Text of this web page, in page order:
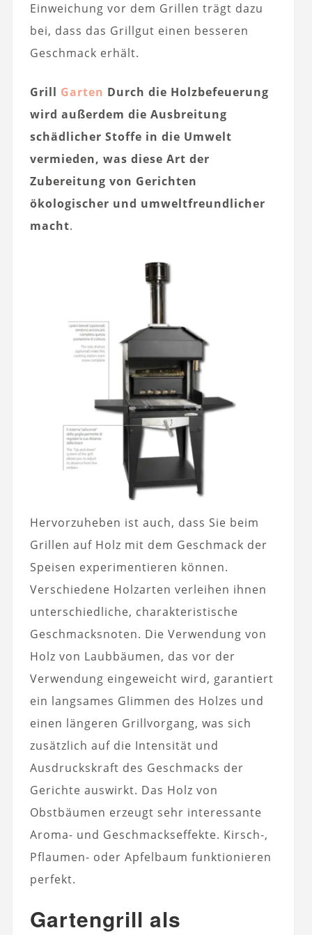
Einweichung vor dem Grillen trägt dazu
bei, dass das Grillgut einen besseren
Geschmack erhält.
Grill Garten Durch die Holzbefeuerung
wird außerdem die Ausbreitung
schädlicher Stoffe in die Umwelt
vermieden, was diese Art der
Zubereitung von Gerichten
ökologischer und umweltfreundlicher
macht.
Hervorzuheben ist auch, dass Sie beim
Grillen auf Holz mit dem Geschmack der
Speisen experimentieren können.
Verschiedene Holzarten verleihen ihnen
unterschiedliche, charakteristische
Geschmacksnoten. Die Verwendung von
Holz von Laubbäumen, das vor der
Verwendung eingeweicht wird, garantiert
ein langsames Glimmen des Holzes und
einen längeren Grillvorgang, was sich
zusätzlich auf die Intensität und
Ausdruckskraft des Geschmacks der
Gerichte auswirkt. Das Holz von
Obstbäumen erzeugt sehr interessante
Aroma- und Geschmackseffekte. Kirsch-,
Pflaumen- oder Apfelbaum funktionieren
perfekt.
Gartengrill als